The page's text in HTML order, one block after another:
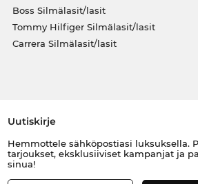
Boss Silmälasit/lasit
Tommy Hilfiger Silmälasit/lasit
Carrera Silmälasit/lasit
Uutiskirje
Hemmottele sähköpostiasi luksuksella.
tarjoukset, eksklusiiviset kampanjat ja
sinua!